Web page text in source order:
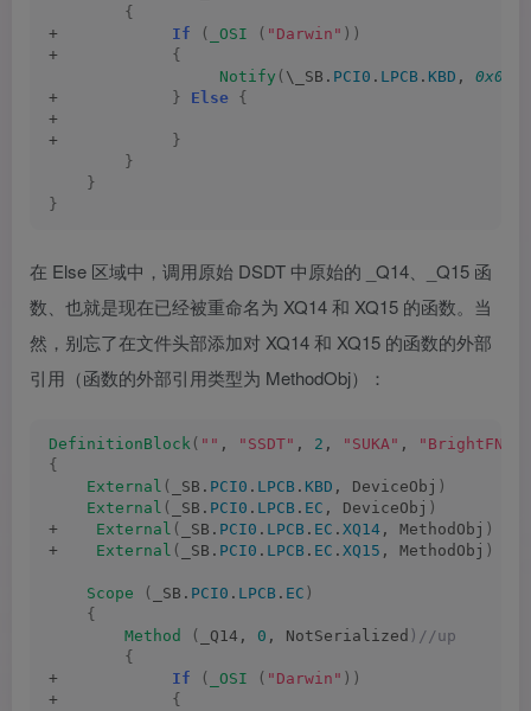
{
+ If ( _OSI ( "Darwin" ))
+ {
Notify ( \_SB. PCI0 . LPCB . KBD , 0x0405
+
} Else {
+
+
}
}
}
}
在 Else 区域中，调用原始 DSDT 中原始的 _Q14、_Q15 函
数、也就是现在已经被重命名为 XQ14 和 XQ15 的函数。当
然，别忘了在文件头部添加对 XQ14 和 XQ15 的函数的外部
引用（函数的外部引用类型为 MethodObj）：
DefinitionBlock ( "" , "SSDT" , 2 , "SUKA" , "BrightFN"
{
External ( _SB. PCI0 . LPCB . KBD , DeviceObj )
External ( _SB. PCI0 . LPCB . EC , DeviceObj )
+ External ( _SB. PCI0 . LPCB . EC . XQ14 , MethodObj )
+ External ( _SB. PCI0 . LPCB . EC . XQ15 , MethodObj )
Scope ( _SB. PCI0 . LPCB . EC )
{
Method
( _Q14, 0 , NotSerialized )//up
{
+ If ( _OSI ( "Darwin" ))
+ {